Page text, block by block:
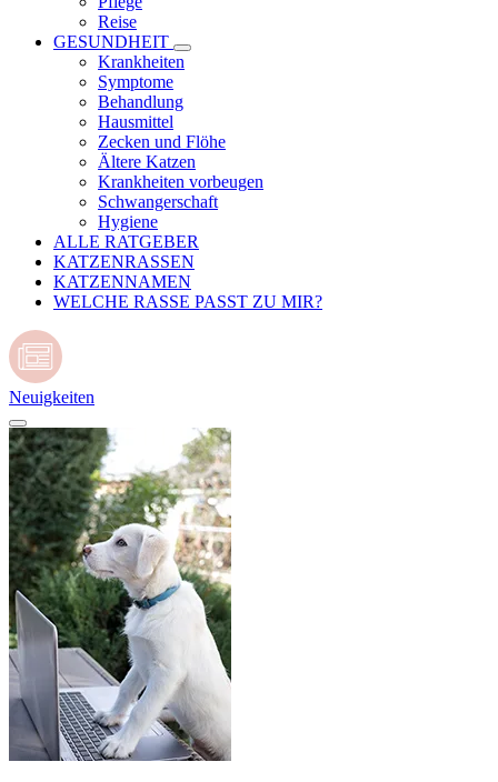
Reise
GESUNDHEIT
Krankheiten
Symptome
Behandlung
Hausmittel
Zecken und Flöhe
Ältere Katzen
Krankheiten vorbeugen
Schwangerschaft
Hygiene
ALLE RATGEBER
KATZENRASSEN
KATZENNAMEN
WELCHE RASSE PASST ZU MIR?
Neuigkeiten